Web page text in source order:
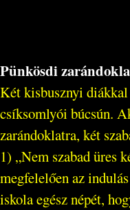
Pünkösdi
Két kisbusznyi
csíksomlyói búcsún.
zarándoklatra, két
1) „Nem szabad üres
megfelelően az
iskola egész népét,